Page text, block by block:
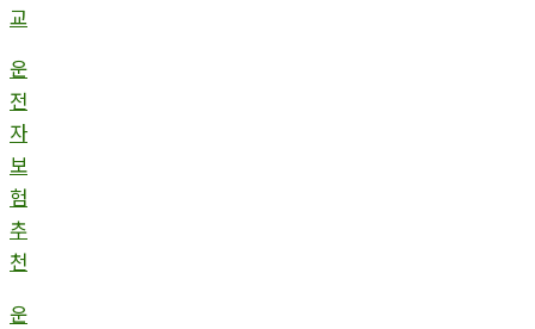
교
운
전
자
보
험
추
천
운